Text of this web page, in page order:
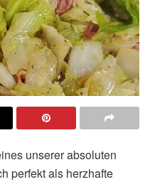
unserer absoluten
perfekt als herzhafte